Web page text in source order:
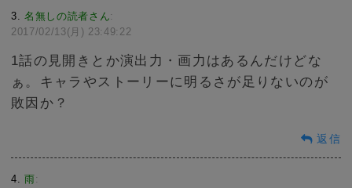
3 名無しの読者さん:
2017/02/13(月) 23:49:22
1話の見開きとか演出力・画力はあるんだけどな
ぁ。キャラやストーリーに明るさが足りないのが
敗因か？
返信
4 雨: